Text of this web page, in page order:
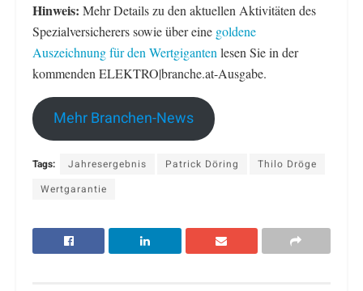
Hinweis: Mehr Details zu den aktuellen Aktivitäten des
Spezialversicherers sowie über eine goldene
Auszeichnung für den Wertgiganten lesen Sie in der
kommenden ELEKTRO|branche.at-Ausgabe.
Mehr Branchen-News
Tags: Jahresergebnis Patrick Döring
Thilo Dröge
Wertgarantie